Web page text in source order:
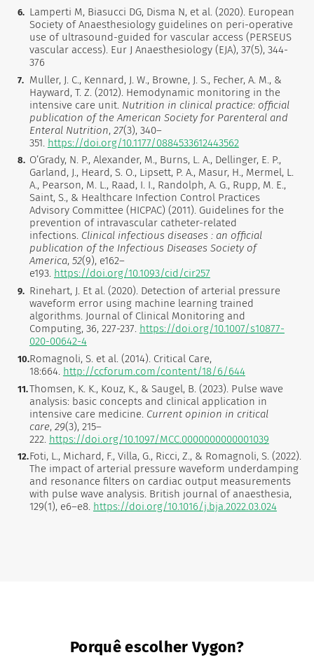
Lamperti M, Biasucci DG, Disma N, et al. (2020). European
Society of Anaesthesiology guidelines on peri-operative
use of ultrasound-guided for vascular access (PERSEUS
vascular access). Eur J Anaesthesiology (EJA), 37(5), 344-
376
Muller, J. C., Kennard, J. W., Browne, J. S., Fecher, A. M., &
Hayward, T. Z. (2012). Hemodynamic monitoring in the
intensive care unit. Nutrition in clinical practice: official
publication of the American Society for Parenteral and
Enteral Nutrition, 27(3), 340–
351. https://doi.org/10.1177/0884533612443562
O’Grady, N. P., Alexander, M., Burns, L. A., Dellinger, E. P.,
Garland, J., Heard, S. O., Lipsett, P. A., Masur, H., Mermel, L.
A., Pearson, M. L., Raad, I. I., Randolph, A. G., Rupp, M. E.,
Saint, S., & Healthcare Infection Control Practices
Advisory Committee (HICPAC) (2011). Guidelines for the
prevention of intravascular catheter-related
infections. Clinical infectious diseases : an official
publication of the Infectious Diseases Society of
America, 52(9), e162–
e193. https://doi.org/10.1093/cid/cir257
Rinehart, J. Et al. (2020). Detection of arterial pressure
waveform error using machine learning trained
algorithms. Journal of Clinical Monitoring and
Computing, 36, 227-237. https://doi.org/10.1007/s10877-
020-00642-4
Romagnoli, S. et al. (2014). Critical Care,
18:664. http://ccforum.com/content/18/6/644
Thomsen, K. K., Kouz, K., & Saugel, B. (2023). Pulse wave
analysis: basic concepts and clinical application in
intensive care medicine. Current opinion in critical
care, 29(3), 215–
222. https://doi.org/10.1097/MCC.0000000000001039
Foti, L., Michard, F., Villa, G., Ricci, Z., & Romagnoli, S. (2022).
The impact of arterial pressure waveform underdamping
and resonance filters on cardiac output measurements
with pulse wave analysis. British journal of anaesthesia,
129(1), e6–e8. https://doi.org/10.1016/j.bja.2022.03.024
Porquê escolher Vygon?